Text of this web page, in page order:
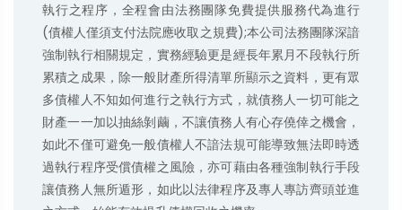
執行之程序，全程會由法務團隊免費提供服務代為進行
(債權人僅須支付法院應收取之規費);本公司法務團隊深諳
強制執行相關規定，實務經驗更是經長年累月不段執行所
累積之成果，除一般財產所得清單所顯示之資料，更有眾
多債權人不知如何進行之執行方式，就債務人一切可能之
財產一一加以抽絲剝繭，不讓債務人有心存僥倖之機會，
如此不僅可避免一般債權人不諳法規可能導致無法即時透
過執行程序受償債權之風險，亦可藉由各種強制執行手段
讓債務人無所遁形，如此以法律程序及專人專訪齊頭並進